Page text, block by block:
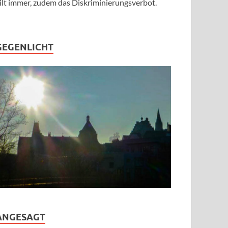
immer, zudem das Diskriminierungsverbot.